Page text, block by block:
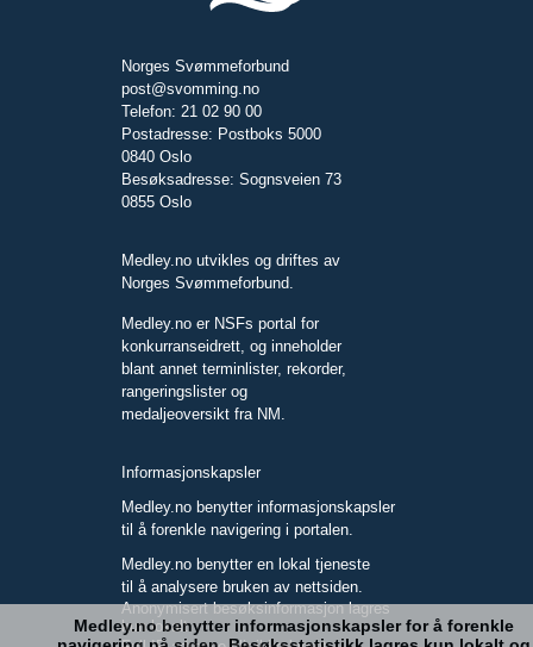
Norges Svømmeforbund
post@svomming.no
Telefon: 21 02 90 00
Postadresse: Postboks 5000
0840 Oslo
Besøksadresse: Sognsveien 73
0855 Oslo
Medley.no utvikles og driftes av
Norges Svømmeforbund.
Medley.no er NSFs portal for
konkurranseidrett, og inneholder
blant annet terminlister, rekorder,
rangeringslister og
medaljeoversikt fra NM.
Informasjonskapsler
Medley.no benytter informasjonskapsler
til å forenkle navigering i portalen.
Medley.no benytter en lokal tjeneste
til å analysere bruken av nettsiden.
Anonymisert besøksinformasjon lagres
kun lokalt.
Medley.no benytter informasjonskapsler for å forenkle